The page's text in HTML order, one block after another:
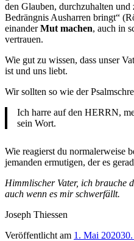
den Glauben, durchzuhalten und
Bedrängnis Ausharren bringt“
einanderMut machen, auch in
vertrauen.
Wie gut zu wissen, dass unser
ist und uns liebt.
Wir sollten so wie der
Ich harre auf den HERRN,
sein Wort.
Wie reagierst du normalerweise
jemanden ermutigen, der es
Himmlischer Vater, ich brauche
auch wenn es mir schwerfällt.
Joseph Thiessen
Veröffentlicht am 1. Mai 2020